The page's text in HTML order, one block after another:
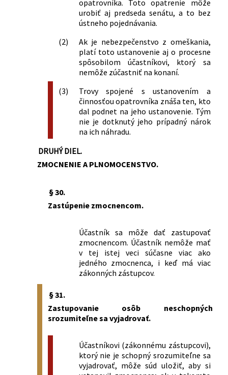
opatrovníka. Toto opatrenie môže
urobiť aj predseda senátu, a to bez
ústneho pojednávania.
(2)
Ak je nebezpečenstvo z omeškania,
platí toto ustanovenie aj o procesne
spôsobilom účastníkovi, ktorý sa
nemôže zúčastniť na konaní.
(3)
Trovy spojené s ustanovením a
činnosťou opatrovníka znáša ten, kto
dal podnet na jeho ustanovenie. Tým
nie je dotknutý jeho prípadný nárok
na ich náhradu.
DRUHÝ DIEL.
ZMOCNENIE A PLNOMOCENSTVO.
§ 30.
Zastúpenie zmocnencom.
Účastník sa môže dať zastupovať
zmocnencom. Účastník nemôže mať
v tej istej veci súčasne viac ako
jedného zmocnenca, i keď má viac
zákonných zástupcov.
§ 31.
Zastupovanie osôb neschopných
srozumiteľne sa vyjadrovať.
Účastníkovi (zákonnému zástupcovi),
ktorý nie je schopný srozumiteľne sa
vyjadrovať, môže súd uložiť, aby si